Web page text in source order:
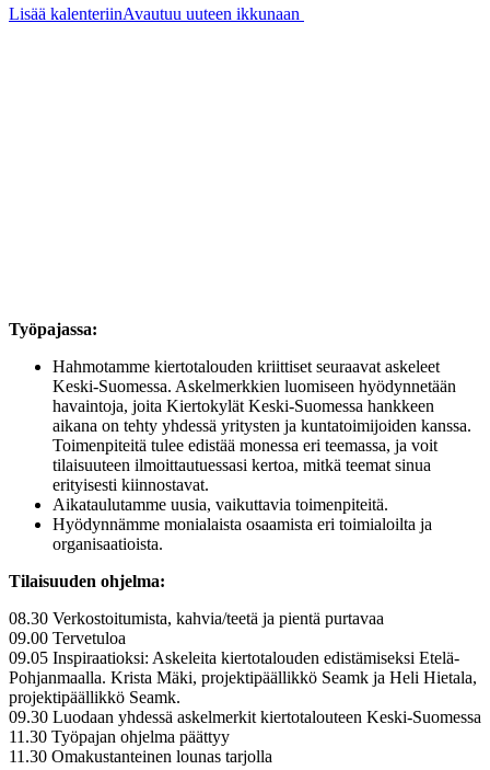
Lisää kalenteriinAvautuu uuteen ikkunaan
Työpajassa:
Hahmotamme kiertotalouden kriittiset seuraavat askeleet
Keski-Suomessa. Askelmerkkien luomiseen hyödynnetään
havaintoja, joita Kiertokylät Keski-Suomessa hankkeen
aikana on tehty yhdessä yritysten ja kuntatoimijoiden kanssa.
Toimenpiteitä tulee edistää monessa eri teemassa, ja voit
tilaisuuteen ilmoittautuessasi kertoa, mitkä teemat sinua
erityisesti kiinnostavat.
Aikataulutamme uusia, vaikuttavia toimenpiteitä.
Hyödynnämme monialaista osaamista eri toimialoilta ja
organisaatioista.
Tilaisuuden ohjelma:
08.30 Verkostoitumista, kahvia/teetä ja pientä purtavaa
09.00 Tervetuloa
09.05 Inspiraatioksi: Askeleita kiertotalouden edistämiseksi Etelä-
Pohjanmaalla. Krista Mäki, projektipäällikkö Seamk ja Heli Hietala,
projektipäällikkö Seamk.
09.30 Luodaan yhdessä askelmerkit kiertotalouteen Keski-Suomessa
11.30 Työpajan ohjelma päättyy
11.30 Omakustanteinen lounas tarjolla